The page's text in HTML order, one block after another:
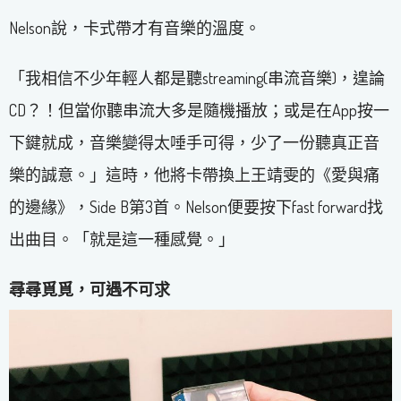
Nelson說，卡式帶才有音樂的溫度。
「我相信不少年輕人都是聽streaming(串流音樂)，遑論
CD？！但當你聽串流大多是隨機播放；或是在App按一
下鍵就成，音樂變得太唾手可得，少了一份聽真正音
樂的誠意。」這時，他將卡帶換上王靖雯的《愛與痛
的邊緣》，Side B第3首。Nelson便要按下fast forward找
出曲目。「就是這一種感覺。」
尋尋覓覓，可遇不可求